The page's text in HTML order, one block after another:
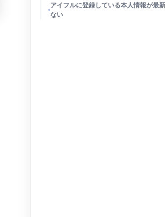
アイフルに登録している本人情報が最
ない